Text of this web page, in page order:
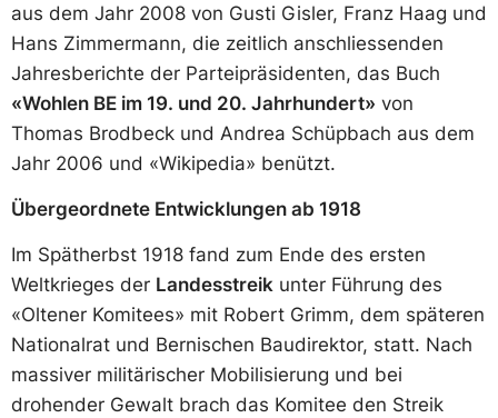
aus dem Jahr 2008 von Gusti Gisler, Franz Haag und
Hans Zimmermann, die zeitlich anschliessenden
Jahresberichte der Parteipräsidenten, das Buch
«Wohlen BE im 19. und 20. Jahrhundert» von
Thomas Brodbeck und Andrea Schüpbach aus dem
Jahr 2006 und «Wikipedia» benützt.
Übergeordnete Entwicklungen ab 1918
Im Spätherbst 1918 fand zum Ende des ersten
Weltkrieges der Landesstreik unter Führung des
«Oltener Komitees» mit Robert Grimm, dem späteren
Nationalrat und Bernischen Baudirektor, statt. Nach
massiver militärischer Mobilisierung und bei
drohender Gewalt brach das Komitee den Streik